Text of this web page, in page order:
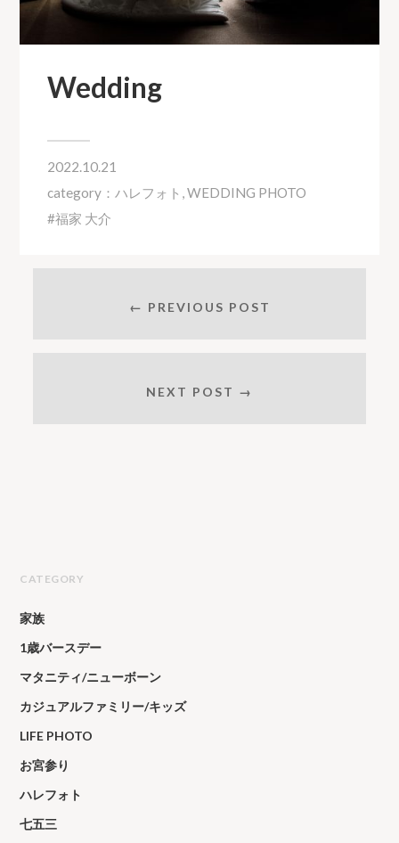
Wedding
2022.10.21
category： ハレフォト ,WEDDING PHOTO
福家 大介
← PREVIOUS POST
NEXT POST →
CATEGORY
家族
1歳バースデー
マタニティ/ニューボーン
カジュアルファミリー/キッズ
LIFE PHOTO
お宮参り
ハレフォト
七五三